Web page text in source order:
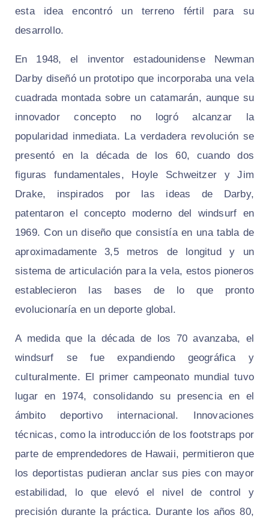
esta idea encontró un terreno fértil para su
desarrollo.
En 1948, el inventor estadounidense Newman
Darby diseñó un prototipo que incorporaba una vela
cuadrada montada sobre un catamarán, aunque su
innovador concepto no logró alcanzar la
popularidad inmediata. La verdadera revolución se
presentó en la década de los 60, cuando dos
figuras fundamentales, Hoyle Schweitzer y Jim
Drake, inspirados por las ideas de Darby,
patentaron el concepto moderno del windsurf en
1969. Con un diseño que consistía en una tabla de
aproximadamente 3,5 metros de longitud y un
sistema de articulación para la vela, estos pioneros
establecieron las bases de lo que pronto
evolucionaría en un deporte global.
A medida que la década de los 70 avanzaba, el
windsurf se fue expandiendo geográfica y
culturalmente. El primer campeonato mundial tuvo
lugar en 1974, consolidando su presencia en el
ámbito deportivo internacional. Innovaciones
técnicas, como la introducción de los footstraps por
parte de emprendedores de Hawaii, permitieron que
los deportistas pudieran anclar sus pies con mayor
estabilidad, lo que elevó el nivel de control y
precisión durante la práctica. Durante los años 80,